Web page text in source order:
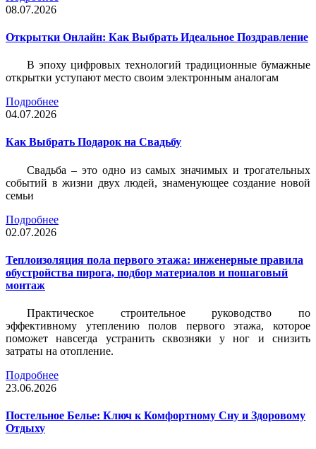
08.07.2026
Открытки Онлайн: Как Выбрать Идеальное Поздравление
В эпоху цифровых технологий традиционные бумажные
открытки уступают место своим электронным аналогам
Подробнее
04.07.2026
Как Выбрать Подарок на Свадьбу
Свадьба – это одно из самых значимых и трогательных
событий в жизни двух людей, знаменующее создание новой
семьи
Подробнее
02.07.2026
Теплоизоляция пола первого этажа: инженерные правила
обустройства пирога, подбор материалов и пошаговый
монтаж
Практическое строительное руководство по
эффективному утеплению полов первого этажа, которое
поможет навсегда устранить сквозняки у ног и снизить
затраты на отопление.
Подробнее
23.06.2026
Постельное Белье: Ключ к Комфортному Сну и Здоровому
Отдыху